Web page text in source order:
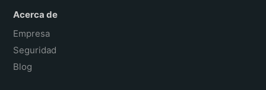
Acerca de
Empresa
Seguridad
Blog